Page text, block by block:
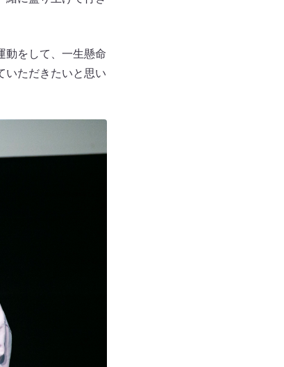
動をして、一生懸命
いただきたいと思い